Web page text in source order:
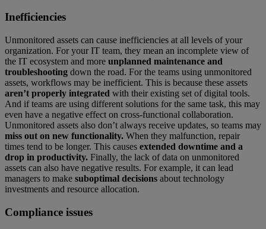
Inefficiencies
Unmonitored assets can cause inefficiencies at all levels of your
organization. For your IT team, they mean an incomplete view of
the IT ecosystem and more unplanned maintenance and
troubleshooting down the road. For the teams using unmonitored
assets, workflows may be inefficient. This is because these assets
aren’t properly integrated with their existing set of digital tools.
And if teams are using different solutions for the same task, this may
even have a negative effect on cross-functional collaboration.
Unmonitored assets also don’t always receive updates, so teams may
miss out on new functionality. When they malfunction, repair
times tend to be longer. This causes extended downtime and a
drop in productivity. Finally, the lack of data on unmonitored
assets can also have negative results. For example, it can lead
managers to make suboptimal decisions about technology
investments and resource allocation.
Compliance issues